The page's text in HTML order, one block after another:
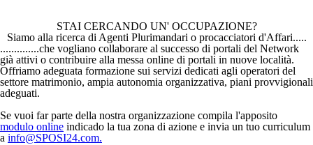
STAI CERCANDO UN' OCCUPAZIONE?
Siamo alla ricerca di Agenti Plurimandari o procacciatori d'Affari.....
..............che vogliano collaborare al successo di portali del Network
già attivi o contribuire alla messa online di portali in nuove località.
Offriamo adeguata formazione sui servizi dedicati agli operatori del
settore matrimonio, ampia autonomia organizzativa, piani provvigionali
adeguati.
Se vuoi far parte della nostra organizzazione compila l'apposito
modulo online indicado la tua zona di azione e invia un tuo curriculum
a info@SPOSI24.com.